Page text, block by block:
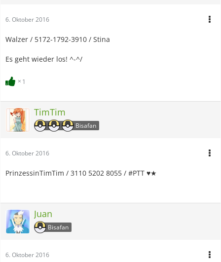
6. Oktober 2016
Walzer / 5172-1792-3910 / Stina
Es geht wieder los! ^-^/
1
TimTim
Bisafan
6. Oktober 2016
PrinzessinTimTim / 3110 5202 8055 / #PTT ♥★
Juan
Bisafan
6. Oktober 2016